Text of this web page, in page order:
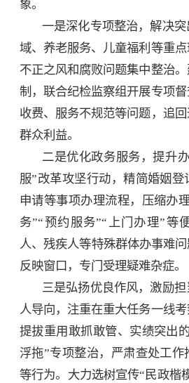
象。
一是深化专项整治，解决
域、养老服务、儿童福利等重
不正之风和腐败问题集中整治
制，联合纪检监察组开展专项
收费、服务不规范等问题，追
群众利益。
二是优化政务服务，提升
服”改革攻坚行动，精简婚姻
申请等事项办理流程，压缩办
务”“预约服务”“上门办理”等
人、残疾人等特殊群体办事难
反映窗口，专门受理疑难杂症。
三是弘扬优良作风，激励
人导向，注重在重大任务一线
提拔重用敢抓敢管、实绩突出
浮拖”专项整治，严肃查处工
等行为。大力选树宣传“民政楷